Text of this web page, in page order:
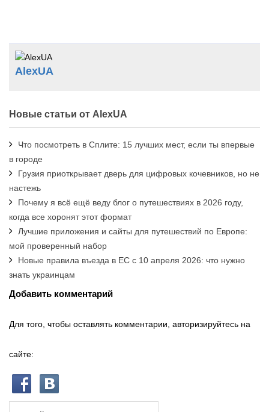
AlexUA
Новые статьи от AlexUA
Что посмотреть в Сплите: 15 лучших мест, если ты впервые
в городе
Грузия приоткрывает дверь для цифровых кочевников, но не
настежь
Почему я всё ещё веду блог о путешествиях в 2026 году,
когда все хоронят этот формат
Лучшие приложения и сайты для путешествий по Европе:
мой проверенный набор
Новые правила въезда в ЕС с 10 апреля 2026: что нужно
знать украинцам
Добавить комментарий
Для того, чтобы оставлять комментарии, авторизируйтесь на
сайте: